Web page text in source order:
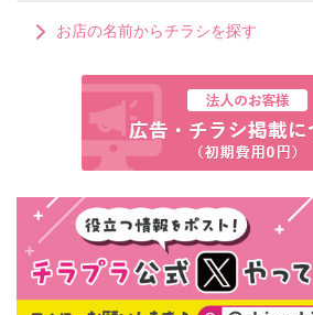
お店の名前からチラシを探す